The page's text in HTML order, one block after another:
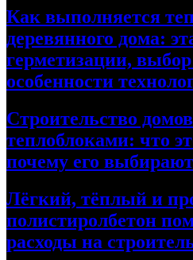
Как выполняется
деревянного дома:
герметизации,
особенности
Строительство
теплоблоками: что
почему его
Лёгкий, тёплый и
полистиролбетон
расходы на